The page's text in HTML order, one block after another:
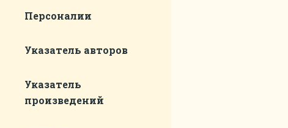
Персоналии
Указатель авторов
Указатель
произведений